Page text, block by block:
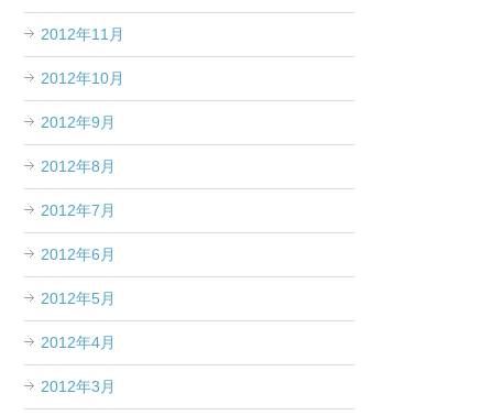
2012年11月
2012年10月
2012年9月
2012年8月
2012年7月
2012年6月
2012年5月
2012年4月
2012年3月